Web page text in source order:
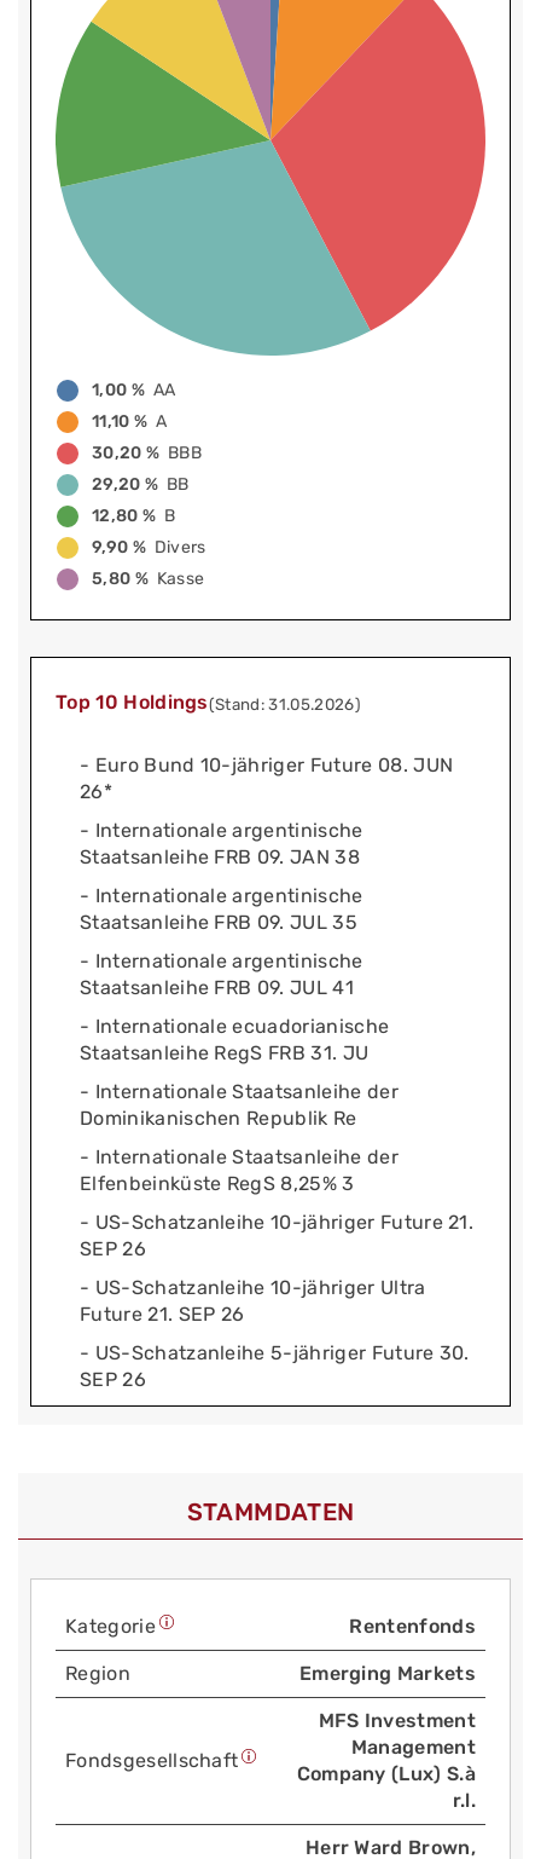
1,00 % AA
11,10 % A
30,20 % BBB
29,20 % BB
12,80 % B
9,90 % Divers
5,80 % Kasse
Top 10 Holdings(Stand: 31.05.2026)
- Euro Bund 10-jähriger Future 08. JUN
26*
- Internationale argentinische
Staatsanleihe FRB 09. JAN 38
- Internationale argentinische
Staatsanleihe FRB 09. JUL 35
- Internationale argentinische
Staatsanleihe FRB 09. JUL 41
- Internationale ecuadorianische
Staatsanleihe RegS FRB 31. JU
- Internationale Staatsanleihe der
Dominikanischen Republik Re
- Internationale Staatsanleihe der
Elfenbeinküste RegS 8,25% 3
- US-Schatzanleihe 10-jähriger Future 21.
SEP 26
- US-Schatzanleihe 10-jähriger Ultra
Future 21. SEP 26
- US-Schatzanleihe 5-jähriger Future 30.
SEP 26
STAMMDATEN
Kategorie Rentenfonds
Region Emerging Markets
Fonds­gesellschaft
MFS Investment
Management
Company (Lux) S.à
r.l.
Herr Ward Brown,